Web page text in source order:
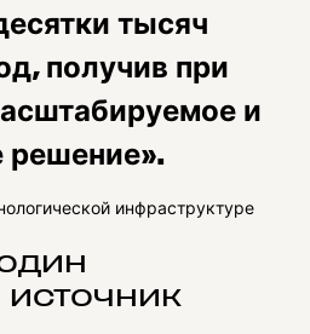
тысяч
получив при
и
решение».
инфраструктуре